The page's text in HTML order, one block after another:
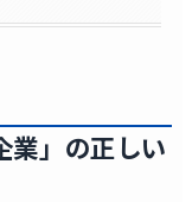
業」の正しい